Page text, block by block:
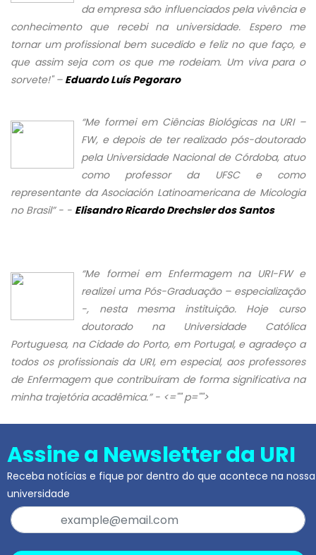
da empresa são influenciados pela vivência e
conhecimento que recebi na universidade. Espero me
tornar um profissional bem sucedido e feliz no que faço, e
que assim seja com os que me rodeiam. Um viva para o
sorvete!" – Eduardo Luís Pegoraro
“Me formei em Ciências Biológicas na URI –
FW, e depois de ter realizado pós-doutorado
pela Universidade Nacional de Córdoba, atuo
como professor da UFSC e como
representante da Asociación Latinoamericana de Micologia
no Brasil” - - Elisandro Ricardo Drechsler dos Santos
“Me formei em Enfermagem na URI-FW e
realizei uma Pós-Graduação – especialização
-, nesta mesma instituição. Hoje curso
doutorado na Universidade Católica
Portuguesa, na Cidade do Porto, em Portugal, e agradeço a
todos os profissionais da URI, em especial, aos professores
de Enfermagem que contribuíram de forma significativa na
minha trajetória acadêmica.” - <="" p="">
Assine a Newsletter da URI
Receba notícias e fique por dentro do que acontece na nossa
universidade